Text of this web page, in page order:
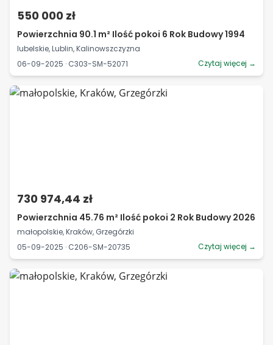
550 000 zł
Powierzchnia 90.1 m² Ilość pokoi 6 Rok Budowy 1994
lubelskie, Lublin, Kalinowszczyzna
06-09-2025 · C303-SM-52071
Czytaj więcej →
730 974,44 zł
Powierzchnia 45.76 m² Ilość pokoi 2 Rok Budowy 2026
małopolskie, Kraków, Grzegórzki
05-09-2025 · C206-SM-20735
Czytaj więcej →